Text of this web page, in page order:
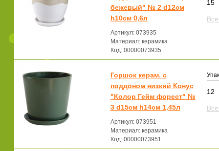
бежевый" № 2 d12см
h10см 0,6л
Артикул: 073935
Материал: керамика
Код: 00000073935
15
Горшок керам. с
поддоном низкий Конус
"Колор Гейм форест" №
3 d15см h14см 1,45л
Артикул: 073951
Материал: керамика
Код: 00000073951
12